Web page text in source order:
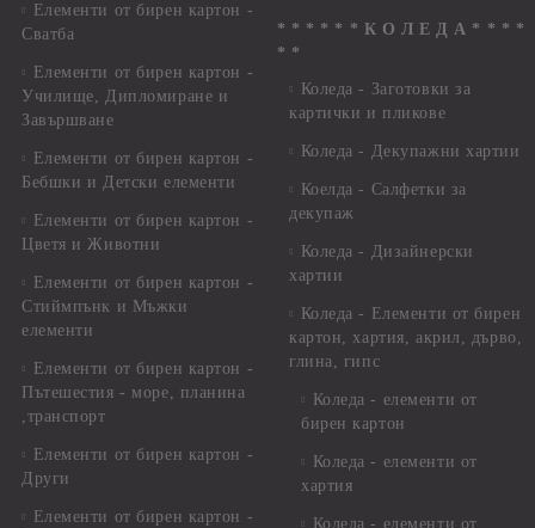
Елементи от бирен картон -
Сватба
Елементи от бирен картон -
Училище, Дипломиране и
Завършване
Елементи от бирен картон -
Бебшки и Детски елементи
Елементи от бирен картон -
Цветя и Животни
Елементи от бирен картон -
Стиймпънк и Мъжки
елементи
Елементи от бирен картон -
Пътешестия - море, планина
,транспорт
Елементи от бирен картон -
Други
Елементи от бирен картон -
* * * * * * К О Л Е Д А * * * *
* *
Коледа - Заготовки за
картички и пликове
Коледа - Декупажни хартии
Коелда - Салфетки за
декупаж
Коледа - Дизайнерски
хартии
Коледа - Eлементи от бирен
картон, хартия, акрил, дърво,
глина, гипс
Коледа - елементи от
бирен картон
Коледа - елементи от
хартия
Коледа - елементи от